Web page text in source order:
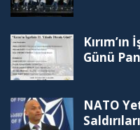
Günü
NATO